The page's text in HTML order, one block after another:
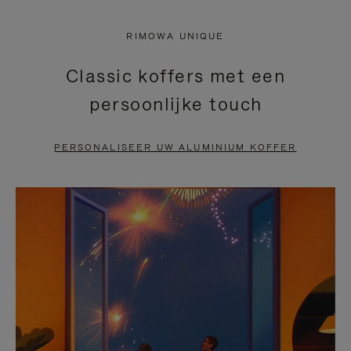
DRUK
OM
PAUZEREN
VIDEO
IS
UITGESCHAKELD.
HIER
OM
HET
DEMPEN
OP
TE
RIMOWA UNIQUE
Classic koffers met een
persoonlijke touch
PERSONALISEER UW ALUMINIUM KOFFER